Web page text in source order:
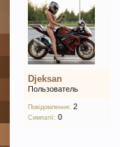
Djeksan
Пользователь
Повідомлення: 2
Симпатії: 0